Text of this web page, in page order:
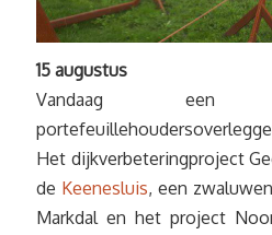
15 augustus
Vandaag
Het dijkverbeteringproject
de Keenesluis, een
Markdal en het project